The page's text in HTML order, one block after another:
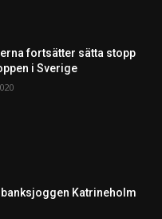
fortsätter sätta stopp
i Sverige
Katrineholm